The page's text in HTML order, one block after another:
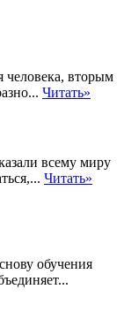
вторым
Читать»
всему миру
Читать»
обучения